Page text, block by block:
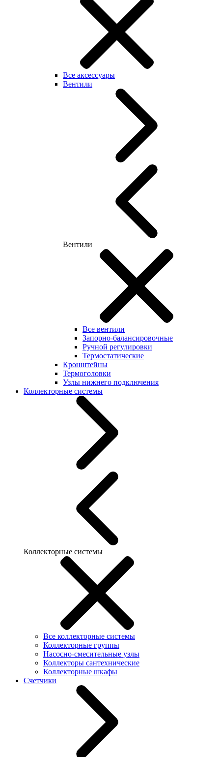
Все аксессуары
Вентили
Вентили
Все вентили
Запорно-балансировочные
Ручной регулировки
Термостатические
Кронштейны
Термоголовки
Узлы нижнего подключения
Коллекторные системы
Коллекторные системы
Все коллекторные системы
Коллекторные группы
Насосно-смесительные узлы
Коллекторы сантехнические
Коллекторные шкафы
Счетчики